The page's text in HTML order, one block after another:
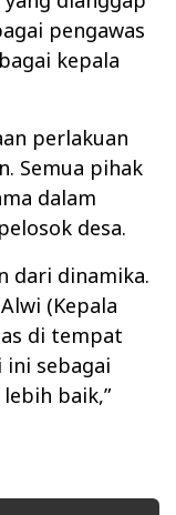
pengawas
kepala
perlakuan
Semua pihak
dalam
desa.
dari dinamika.
(Kepala
di tempat
sebagai
baik,”